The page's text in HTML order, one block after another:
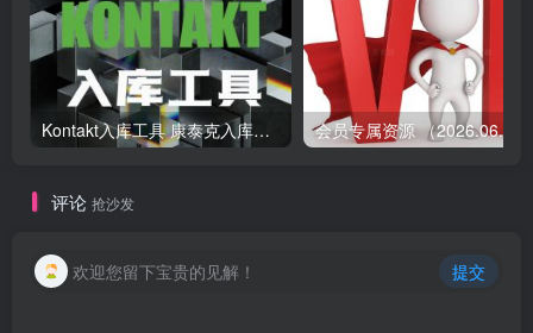
Kontakt入库工具 康泰克入库教程
评论 抢沙发
欢迎您留下宝贵的见解！ 提交